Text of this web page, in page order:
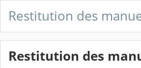
Restitution des
Restitution des